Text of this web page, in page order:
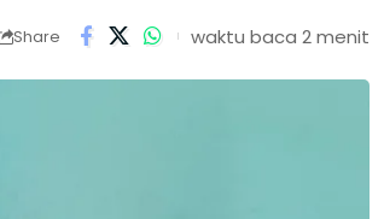
Share waktu baca 2 menit